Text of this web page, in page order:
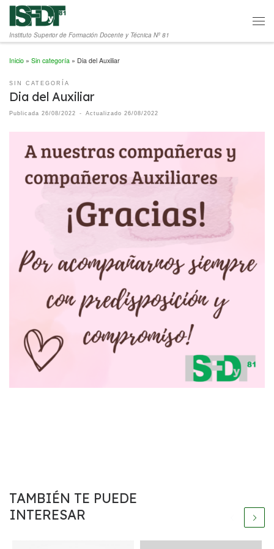
Saltar al contenido
Instituto Superior de Formación Docente y Técnica Nº 81
Inicio » Sin categoría » Dia del Auxiliar
SIN CATEGORÍA
Dia del Auxiliar
Publicada 26/08/2022 - Actualizado 26/08/2022
TAMBIÉN TE PUEDE
INTERESAR